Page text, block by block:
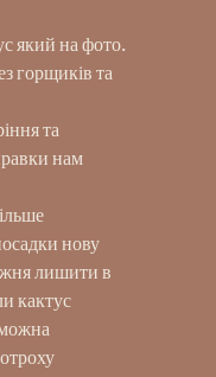
який на фото.
горщиків та
та
нам
нову
лишити в
кактус